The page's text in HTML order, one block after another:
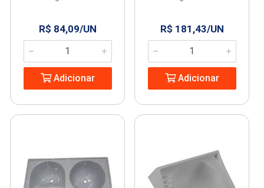
R$ 84,09/UN
Adicionar
R$ 181,43/UN
Adicionar